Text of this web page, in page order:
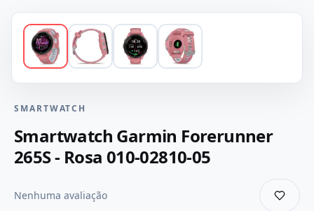
SMARTWATCH
Smartwatch Garmin Forerunner
265S - Rosa 010-02810-05
Nenhuma avaliação